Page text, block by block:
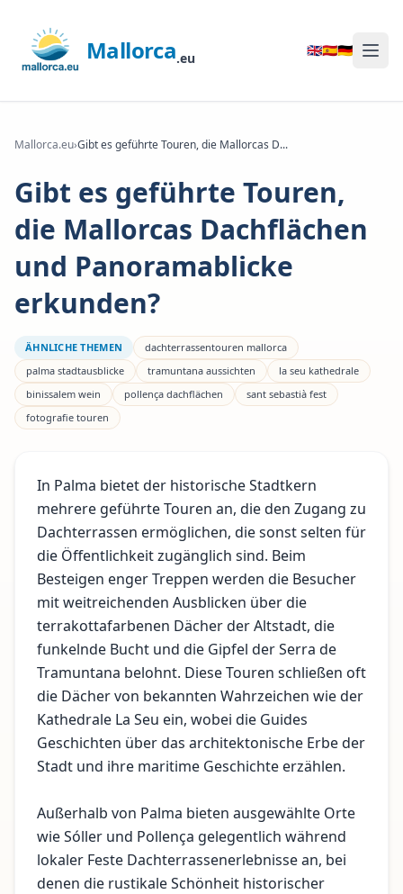
Mallorca.eu 🇬🇧🇪🇸🇩🇪
Mallorca.eu›Gibt es geführte Touren, die Mallorcas D...
Gibt es geführte Touren,
die Mallorcas Dachflächen
und Panoramablicke
erkunden?
ÄHNLICHE THEMEN
dachterrassentouren mallorca
palma stadtausblicke
tramuntana aussichten
la seu kathedrale
binissalem wein
pollença dachflächen
sant sebastià fest
fotografie touren
In Palma bietet der historische Stadtkern
mehrere geführte Touren an, die den Zugang zu
Dachterrassen ermöglichen, die sonst selten für
die Öffentlichkeit zugänglich sind. Beim
Besteigen enger Treppen werden die Besucher
mit weitreichenden Ausblicken über die
terrakottafarbenen Dächer der Altstadt, die
funkelnde Bucht und die Gipfel der Serra de
Tramuntana belohnt. Diese Touren schließen oft
die Dächer von bekannten Wahrzeichen wie der
Kathedrale La Seu ein, wobei die Guides
Geschichten über das architektonische Erbe der
Stadt und ihre maritime Geschichte erzählen.
Außerhalb von Palma bieten ausgewählte Orte
wie Sóller und Pollença gelegentlich während
lokaler Feste Dachterrassenerlebnisse an, bei
denen die rustikale Schönheit historischer